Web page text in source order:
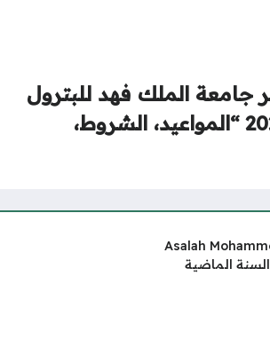
جامعة الملك فهد للبترول
والمعادن 2025 “المواعيد، الشروط،
Asalah
السنة الماضية